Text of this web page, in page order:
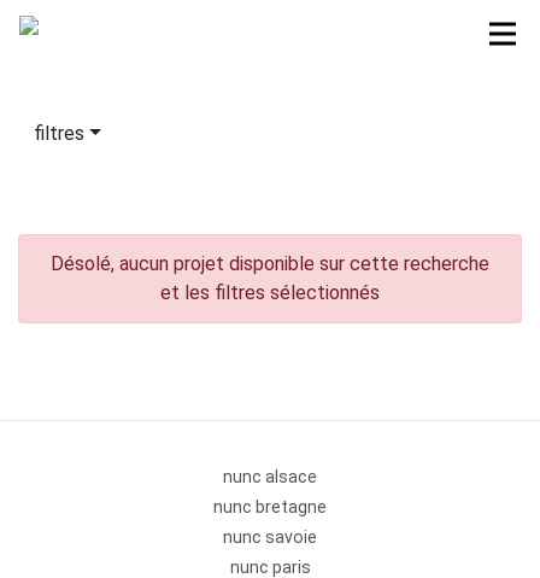
filtres
Désolé, aucun projet disponible sur cette recherche
et les filtres sélectionnés
nunc alsace
nunc bretagne
nunc savoie
nunc paris